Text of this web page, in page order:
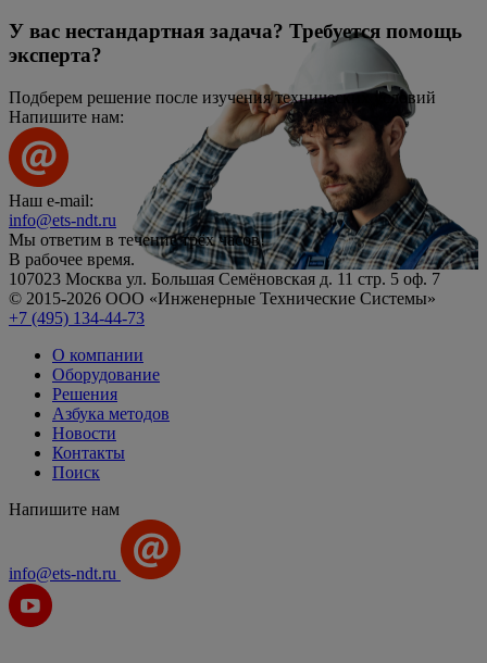
У вас нестандартная задача? Требуется помощь
эксперта?
Подберем решение после изучения технических условий
Напишите нам:
Наш e-mail:
info@ets-ndt.ru
Мы ответим в течениетрёх часов!
В рабочее время.
107023 Москва ул. Большая Семёновская д. 11 стр. 5 оф. 7
© 2015-2026 ООО «Инженерные Технические Системы»
+7 (495) 134-44-73
О компании
Оборудование
Решения
Азбука методов
Новости
Контакты
Поиск
Напишите нам
info@ets-ndt.ru